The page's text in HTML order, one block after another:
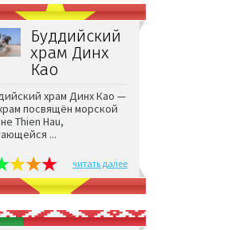
Буддийский
храм Динх
Каo
храм Динх Каo —
посвящён морской
Thien Hau,
...
читать далее